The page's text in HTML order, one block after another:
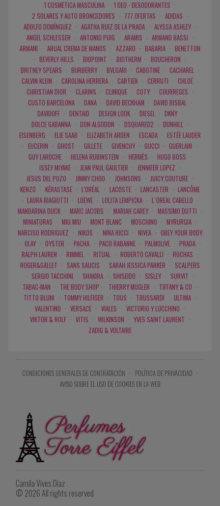
1 COSMETICA MASCULINA · 1 DEO - DESODORANTES ·
2 SOLARES Y AUTO BRONCEDORES · 777 OFERTAS · ADIDAS ·
ADOLFO DOMÍNGUEZ · AGATHA RUIZ DE LA PRADA · ALYSSA ASHLEY ·
ANGEL SCHLESSER · ANTONIO PUIG · ARAMIS · ARMAND BASSI ·
ARMANI · ARUAL CREMA DE MANOS · AZZARO · BABARIA · BENETTON
· BEVERLY HILLS · BIOPOINT · BIOTHERM · BOUCHERON ·
BRITNEY SPEARS · BURBERRY · BVLGARI · CABOTINE · CACHAREL ·
CALVIN KLEIN · CAROLINA HERRERA · CARTIER · CERRUTI · CHLOÉ ·
CHRISTIAN DIOR · CLARINS · CLINIQUE · COTY · COURREGES ·
CUSTO BARCELONA · DANA · DAVID BECKHAM · DAVID BISBAL ·
DAVIDOFF · DENTAID · DESIGN LOOK · DIESEL · DKNY ·
DOLCE GABANNA · DON ALGODON · DSQUARED2 · DUNHILL ·
EISENBERG · ELIE SAAB · ELIZABETH ARDEN · ESCADA · ESTÉE LAUDER
· EUCERIN · GHOST · GILLETE · GIVENCHY · GUCCI · GUERLAIN ·
GUY LAROCHE · HELENA RUBINSTEIN · HERMÈS · HUGO BOSS ·
ISSEY MIYAKE · JEAN PAUL GAULTIER · JENNIFER LOPEZ ·
JESUS DEL POZO · JIMMY CHOO · JOHNSONS · JUICY COUTURE ·
KENZO · KÉRASTASE · L'ORÉAL · LACOSTE · LANCASTER · LANCÔME
· LAURA BIAGIOTTI · LOEWE · LOLITA LEMPICKA · L`OREAL CABELLO ·
MANDARINA DUCK · MARC JACOBS · MARIAH CAREY · MASSIMO DUTTI ·
MINIATURAS · MIU MIU · MONT BLANC · MOSCHINO · MYRURGIA ·
NARCISO RODRIGUEZ · NIKOS · NINA RICCI · NIVEA · OBEY YOUR BODY
· OLAY · OYSTER · PACHA · PACO RABANNE · PALMOLIVE · PRADA ·
RALPH LAUREN · RIMMEL · RITUAL · ROBERTO CAVALLI · ROCHAS ·
ROGER&GALLET · SANS SAUCIS · SARAH JESSICA PARKER · SCALPERS
· SERGIO TACCHINI · SHAKIRA · SHISEIDO · SISLEY · SURVIT ·
TABAC-MAN · THE BODY SHOP · THIERRY MUGLER · TIFFANY & CO ·
TITTO BLUNI · TOMMY HILFIGER · TOUS · TRUSSARDI · ULTIMA ·
VALENTINO · VERSACE · VIALES · VICTORIO Y LUCCHINO ·
VIKTOR & ROLF · VITIS · WILKINSON · YVES SAINT LAURENT ·
ZADIG & VOLTAIRE
CONDICIONES GENERALES DE CONTRATACIÓN · POLÍTICA DE PRIVACIDAD ·
AVISO SOBRE EL USO DE COOKIES EN LA WEB
Camila Vives Díaz
© 2026 All rights reserved